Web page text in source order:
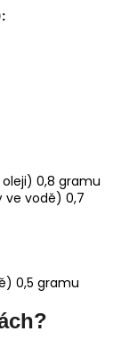
0,8 gramu
ve vodě) 0,7
0,5 gramu